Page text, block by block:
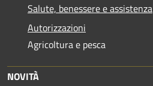
Salute, benessere e assistenza
Autorizzazioni
Agricoltura e pesca
NOVITÀ